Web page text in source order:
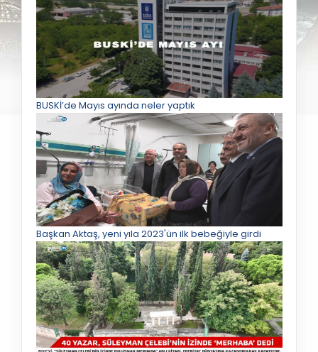
BUSKİ’de Mayıs ayında neler yaptık
Başkan Aktaş, yeni yıla 2023'ün ilk bebeğiyle girdi